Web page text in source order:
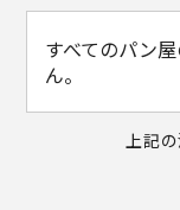
すべてのパン
ん。
上記